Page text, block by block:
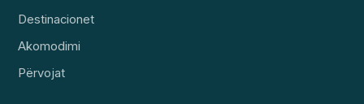
Destinacionet
Akomodimi
Përvojat